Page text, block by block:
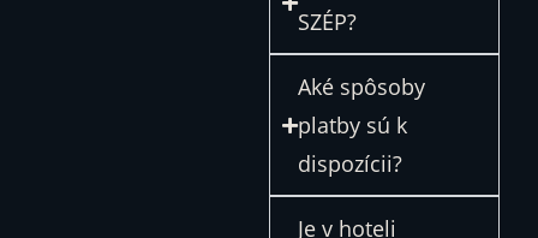
SZÉP?
Aké spôsoby
platby sú k
dispozícii?
Je v hoteli